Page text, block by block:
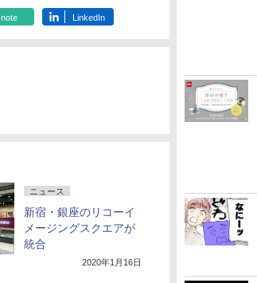
note LinkedIn
ニュース
新宿・銀座のリコーイ
メージングスクエアが
統合
2020年1月16日